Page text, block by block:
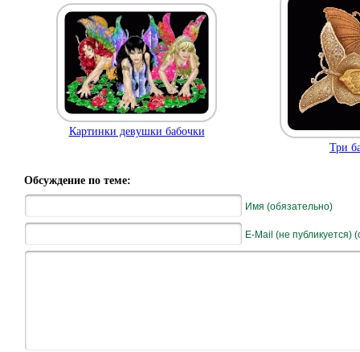
Картинки девушки бабочки
Три
Обсуждение по теме:
Имя (обязательно)
E-Mail (не публикуется)